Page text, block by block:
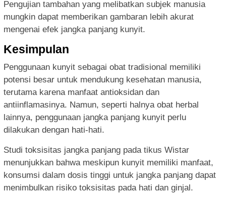
Pengujian tambahan yang melibatkan subjek manusia
mungkin dapat memberikan gambaran lebih akurat
mengenai efek jangka panjang kunyit.
Kesimpulan
Penggunaan kunyit sebagai obat tradisional memiliki
potensi besar untuk mendukung kesehatan manusia,
terutama karena manfaat antioksidan dan
antiinflamasinya. Namun, seperti halnya obat herbal
lainnya, penggunaan jangka panjang kunyit perlu
dilakukan dengan hati-hati.
Studi toksisitas jangka panjang pada tikus Wistar
menunjukkan bahwa meskipun kunyit memiliki manfaat,
konsumsi dalam dosis tinggi untuk jangka panjang dapat
menimbulkan risiko toksisitas pada hati dan ginjal.